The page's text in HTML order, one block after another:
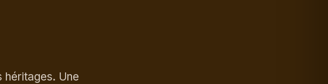
héritages. Une